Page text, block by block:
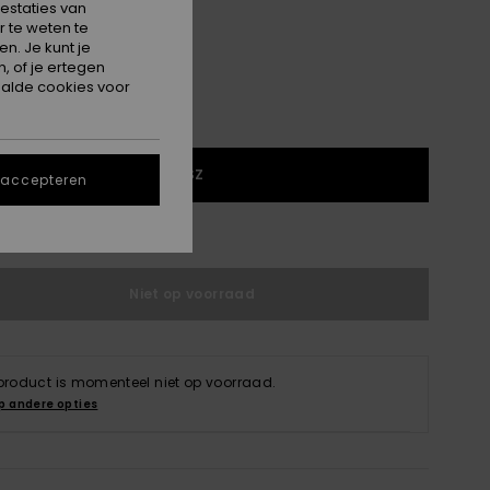
1SZ
is momenteel niet op voorraad.
andere opties
van
te weten te
Je kunt je
of je ertegen
cookies voor